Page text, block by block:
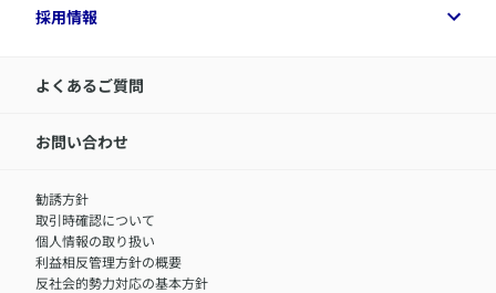
令和8年（2026年）分の生命保険料控除証明書について
アクサのネット完結保険（旧アクサダイレクト生命）
経営者サポートサービス
企業情報トップ
アクサ生命が選ばれる理由
IR情報
サステナビリティの取り組み
​お客さまを金融犯罪からお守りするために
アクサグループについて
採用情報
採用情報トップ
中途採用：内勤正社員
職）
中途採用：フィナンシャルプラン・アドバイザー（営業職）
障害者採用
よくあるご質問
お問い合わせ
勧誘方針
取引時確認について
個人情報の取り扱い
利益相反管理方針の概要
反社会的勢力対応の基本方針